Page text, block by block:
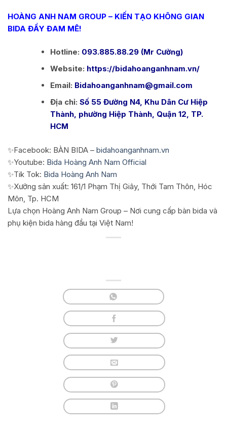
HOÀNG ANH NAM GROUP – KIẾN TẠO KHÔNG GIAN
BIDA ĐẦY ĐAM MÊ!
Hotline: 093.885.88.29 (Mr Cường)
Website: https://bidahoanganhnam.vn/
Email: Bidahoanganhnam@gmail.com
Địa chỉ: Số 55 Đường N4, Khu Dân Cư Hiệp
Thành, phường Hiệp Thành, Quận 12, TP.
HCM
✨Facebook: BÀN BIDA – bidahoanganhnam.vn
✨Youtube: Bida Hoàng Anh Nam Official
✨Tik Tok: Bida Hoàng Anh Nam
✨Xưởng sản xuất: 161/1 Phạm Thị Giây, Thới Tam Thôn, Hóc
Môn, Tp. HCM
Lựa chọn Hoàng Anh Nam Group – Nơi cung cấp bàn bida và
phụ kiện bida hàng đầu tại Việt Nam!